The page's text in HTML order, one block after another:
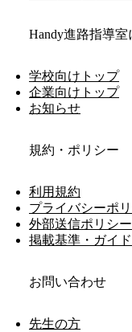
Handy進路指導室
学校向けトップ
企業向けトップ
お知らせ
規約・ポリシー
利用規約
プライバシーポ
外部送信ポリシー
掲載基準・ガイ
お問い合わせ
先生の方